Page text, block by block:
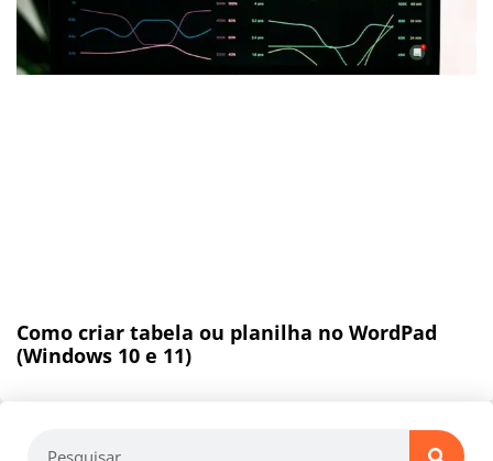
Como criar tabela ou planilha no WordPad
(Windows 10 e 11)